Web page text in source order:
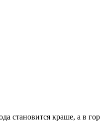
становится краше, а в